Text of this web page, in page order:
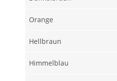
Orange
Hellbraun
Himmelblau